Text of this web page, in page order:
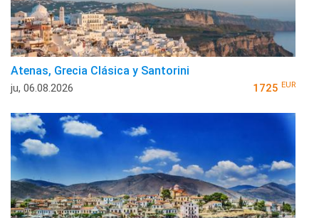
Atenas, Grecia Clásica y Santorini
ju, 06.08.2026 1725 EUR